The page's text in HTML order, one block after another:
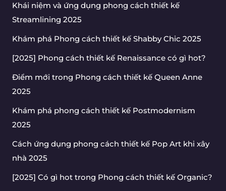
Khái niệm và ứng dụng phong cách thiết kế
Streamlining 2025
Khám phá Phong cách thiết kế Shabby Chic 2025
[2025] Phong cách thiết kế Renaissance có gì hot?
Điểm mới trong Phong cách thiết kế Queen Anne
2025
Khám phá phong cách thiết kế Postmodernism
2025
Cách ứng dụng phong cách thiết kế Pop Art khi xây
nhà 2025
[2025] Có gì hot trong Phong cách thiết kế Organic?